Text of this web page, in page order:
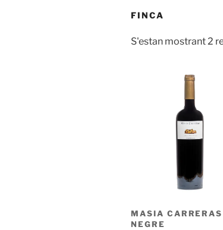
FINCA
S'estan mostrant 2
MASIA CARRERAS
NEGRE